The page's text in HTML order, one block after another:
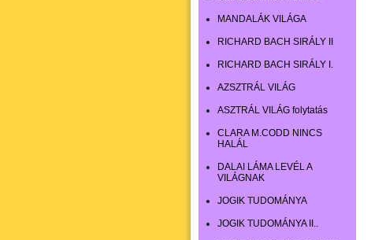
MANDALÁK VILÁGA
RICHARD BACH SIRÁLY II
RICHARD BACH SIRÁLY I.
AZSZTRÁL VILÁG
ASZTRÁL VILÁG folytatás
CLARA M.CODD NINCS
HALÁL
DALAI LÁMA LEVÉL A
VILÁGNAK
JOGIK TUDOMÁNYA
JOGIK TUDOMÁNYA II..